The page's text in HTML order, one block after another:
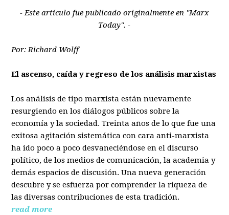
- Este artículo fue publicado originalmente en "Marx
Today". -
Por: Richard Wolff
El ascenso, caída y regreso de los análisis marxistas
Los análisis de tipo marxista están nuevamente
resurgiendo en los diálogos públicos sobre la
economía y la sociedad. Treinta años de lo que fue una
exitosa agitación sistemática con cara anti-marxista
ha ido poco a poco desvaneciéndose en el discurso
político, de los medios de comunicación, la academia y
demás espacios de discusión. Una nueva generación
descubre y se esfuerza por comprender la riqueza de
las diversas contribuciones de esta tradición.
read more